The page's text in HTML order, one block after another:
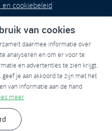
en cookiebeleid
van cookies
daarmee informatie over
analyseren en om er voor te
en advertenties te zien krijgt.
je aan akkoord te zijn met het
van informatie aan de hand
meer